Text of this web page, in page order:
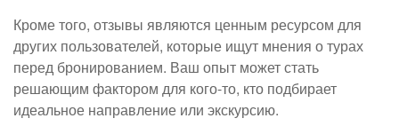
Кроме того, отзывы являются ценным ресурсом для
других пользователей, которые ищут мнения о турах
перед бронированием. Ваш опыт может стать
решающим фактором для кого-то, кто подбирает
идеальное направление или экскурсию.